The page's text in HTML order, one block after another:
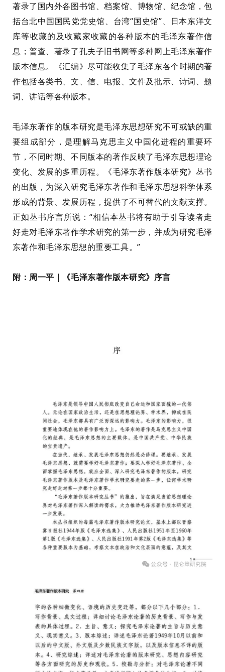
著录了国内外各图书馆、档案馆、博物馆、纪念馆，包
括台北中国国民党党史馆、台湾“国史馆”、日本东洋文
库等收藏的及收藏家收藏的各种版本的毛泽东著作信
息；普查、著录了孔夫子旧书网等多种网上毛泽东著作
版本信息。《汇编》尽可能收集了毛泽东各个时期的著
作包括各类书、文、信、电报、文件及批示、诗词、题
词、讲话等各种版本。
毛泽东著作的版本研究是毛泽东思想研究不可或缺的重
要组成部分，是理解马克思主义中国化进程的重要环
节，不同时期、不同版本的著作反映了毛泽东思想理论
变化、发展的多重历程。《毛泽东著作版本研究》丛书
的出版，为深入研究毛泽东著作和毛泽东思想科学体系
形成的背景、发展历程，提供了不可替代的文献支撑。
正如丛书序言所说：“相信本丛书将有助于引导读者走
好走对毛泽东著作学术研究的第一步，并成为研究毛泽
东著作和毛泽东思想的重要工具。”
附： 周一平｜《毛泽东著作版本研究》序言